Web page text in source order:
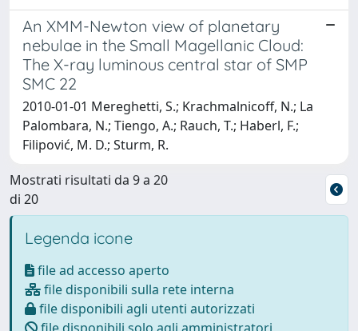
An XMM-Newton view of planetary
nebulae in the Small Magellanic Cloud:
The X-ray luminous central star of SMP
SMC 22
2010-01-01 Mereghetti, S.; Krachmalnicoff, N.; La
Palombara, N.; Tiengo, A.; Rauch, T.; Haberl, F.;
Filipović, M. D.; Sturm, R.
Mostrati risultati da 9 a 20
di 20
Legenda icone
file ad accesso aperto
file disponibili sulla rete interna
file disponibili agli utenti autorizzati
file disponibili solo agli amministratori